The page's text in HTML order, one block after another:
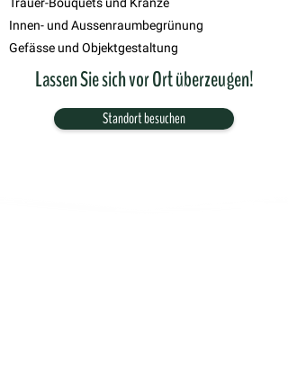
Trauer-Bouquets und Kränze
Innen- und Aussenraumbegrünung
Gefässe und Objektgestaltung
Lassen Sie sich vor Ort überzeugen!
Standort besuchen